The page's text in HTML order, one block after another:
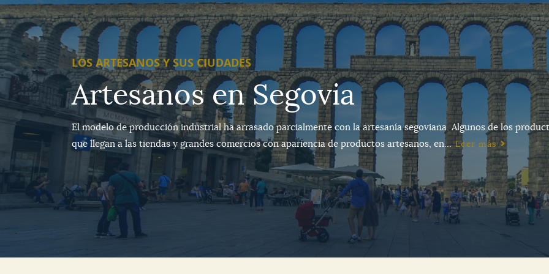
LOS ARTESANOS Y SUS CIUDADES
Artesanos en Segovia
El modelo de producción industrial ha arrasado parcialmente con la artesanía segoviana. Algunos de los
que llegan a las tiendas y grandes comercios con apariencia de productos artesanos, en... Leer más